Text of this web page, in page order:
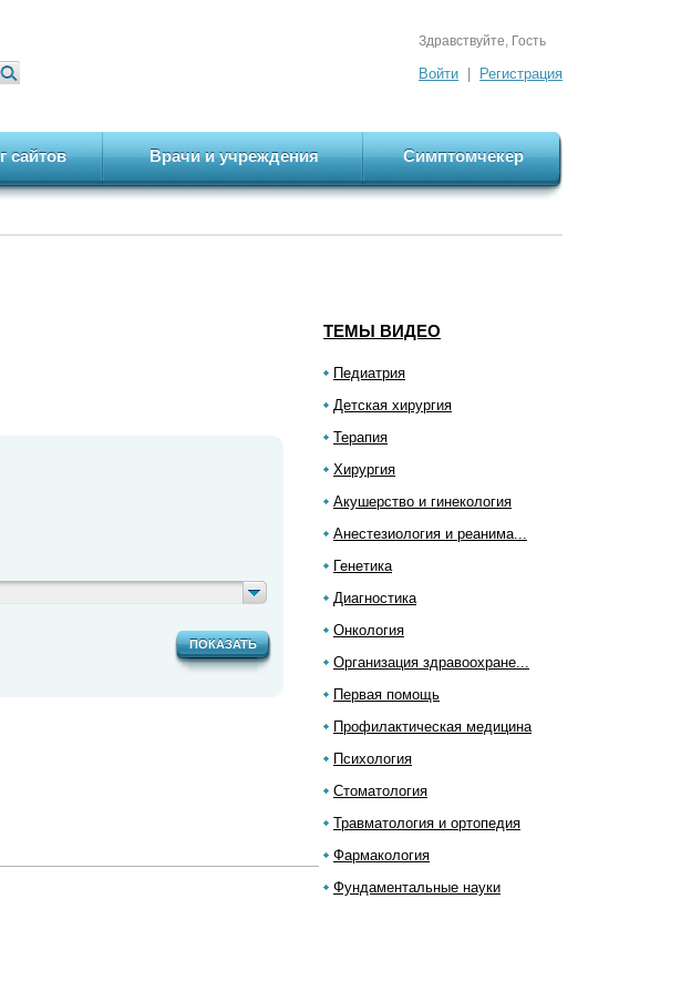
Здравствуйте, Гость
Войти Регистрация
сайтов Врачи и учреждения Симптомчекер
ТЕМЫ ВИДЕО
Педиатрия
Детская хирургия
Терапия
Хирургия
Акушерство и гинекология
Анестезиология и реанима...
Генетика
Диагностика
Онкология
Организация здравоохране...
Первая помощь
Профилактическая медицина
Психология
Стоматология
Травматология и ортопедия
Фармакология
Фундаментальные науки
ПОКАЗАТЬ